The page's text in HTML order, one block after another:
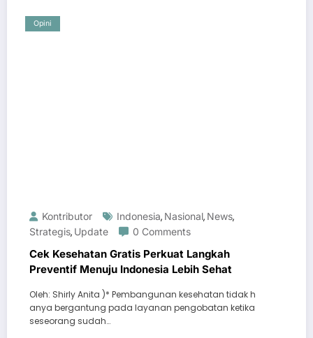
Opini
Kontributor Indonesia, Nasional, News,
Strategis, Update 0 Comments
Cek Kesehatan Gratis Perkuat Langkah
Preventif Menuju Indonesia Lebih Sehat
Oleh: Shirly Anita )* Pembangunan kesehatan tidak h
anya bergantung pada layanan pengobatan ketika
seseorang sudah…